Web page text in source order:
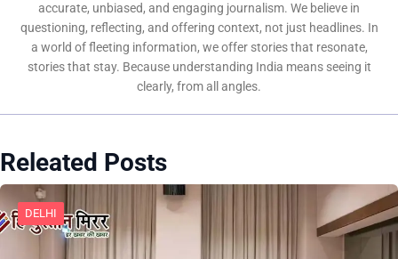
accurate, unbiased, and engaging journalism. We believe in
questioning, reflecting, and offering context, not just headlines. In
a world of fleeting information, we offer stories that resonate,
stories that stay. Because understanding India means seeing it
clearly, from all angles.
Releated Posts
DELHI